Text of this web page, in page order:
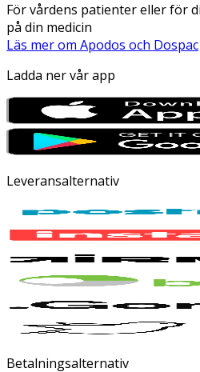
För vårdens patienter eller för
på din medicin
Läs mer om Apodos och Dospac
Ladda ner vår app
Leveransalternativ
Betalningsalternativ